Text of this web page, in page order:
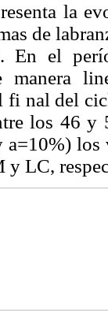
la
de
En el
manera
fi nal del
los 46 y
a=10%) los
y LC,